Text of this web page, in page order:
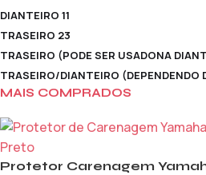
DIANTEIRO 11
TRASEIRO 23
TRASEIRO (PODE SER USADONA
TRASEIRO/DIANTEIRO (DEPENDENDO
MAIS COMPRADOS
Protetor Carenagem